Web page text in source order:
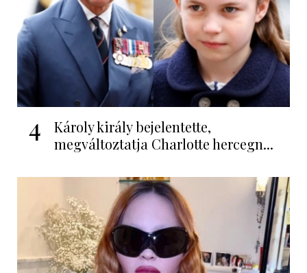
4
Károly király bejelentette,
megváltoztatja Charlotte hercegn...